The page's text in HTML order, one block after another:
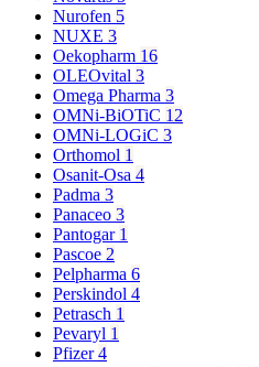
Nurofen 5
NUXE 3
Oekopharm 16
OLEOvital 3
Omega Pharma 3
OMNi-BiOTiC 12
OMNi-LOGiC 3
Orthomol 1
Osanit-Osa 4
Padma 3
Panaceo 3
Pantogar 1
Pascoe 2
Pelpharma 6
Perskindol 4
Petrasch 1
Pevaryl 1
Pfizer4